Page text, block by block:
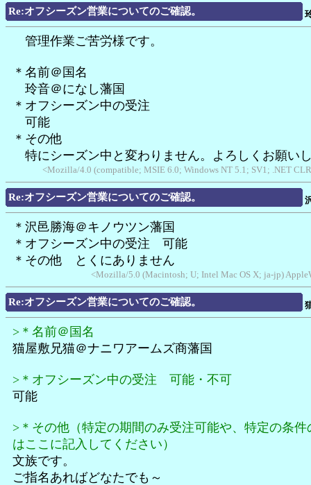
Re:オフシーズン営業についてのご確認。
管理作業ご苦労様です。
＊名前＠国名
玲音＠になし藩国
＊オフシーズン中の受注
可能
＊その他
特にシーズン中と変わりません。よろしくお願い
<Mozilla/4.0 (compatible; MSIE 6.0; Windows NT 5.1; SV1; .NET
Re:オフシーズン営業についてのご確認。
＊沢邑勝海＠キノウツン藩国
＊オフシーズン中の受注 可能
＊その他 とくにありません
<Mozilla/5.0 (Macintosh; U; Intel Mac OS X; ja-jp)
Re:オフシーズン営業についてのご確認。
>＊名前＠国名
猫屋敷兄猫＠ナニワアームズ商藩国
>＊オフシーズン中の受注 可能・不可
可能
>＊その他（特定の期間のみ受注可能や、特定の条件
はここに記入してください）
文族です。
ご指名あればどなたでも～